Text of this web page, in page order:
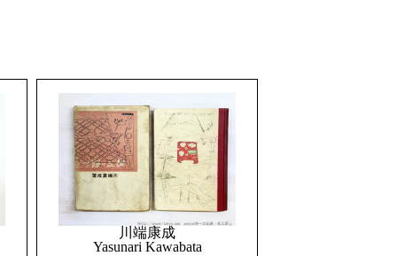
川端康成
Yasunari Kawabata